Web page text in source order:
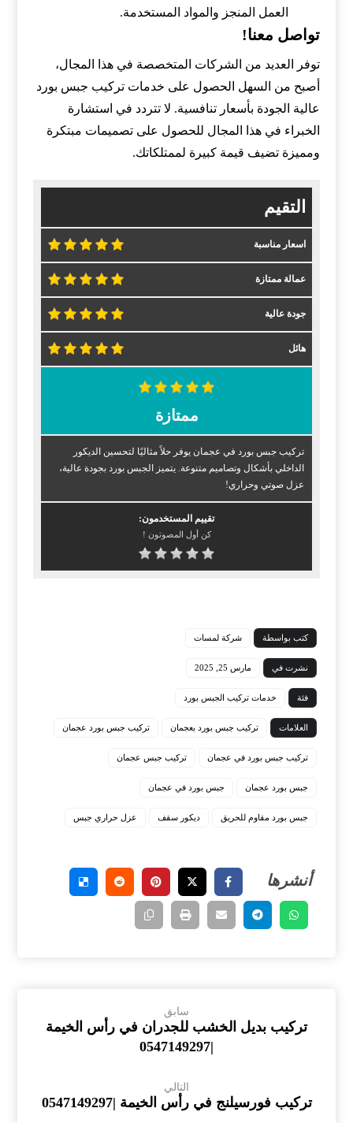
العمل المنجز والمواد المستخدمة.
تواصل معنا!
توفر العديد من الشركات المتخصصة في هذا المجال،
أصبح من السهل الحصول على خدمات تركيب جبس بورد
عالية الجودة بأسعار تنافسية. لا تتردد في استشارة
الخبراء في هذا المجال للحصول على تصميمات مبتكرة
ومميزة تضيف قيمة كبيرة لممتلكاتك.
التقيم
اسعار مناسبة
عمالة ممتازة
جودة عالية
هائل
ممتازة
تركيب جبس بورد في عجمان يوفر حلاً مثاليًا لتحسين الديكور
الداخلي بأشكال وتصاميم متنوعة. يتميز الجبس بورد بجودة عالية،
عزل صوتي وحراري!
تقييم المستخدمون:
كن أول المصوتون !
كتب بواسطة شركة لمسات
نشرت في مارس 25, 2025
فئة خدمات تركيب الجبس بورد
العلامات تركيب جبس بورد بعجمان تركيب جبس بورد عجمان
تركيب جبس بورد في عجمان تركيب جبس عجمان
جبس بورد عجمان جبس بورد في عجمان
جبس بورد مقاوم للحريق ديكور سقف عزل حراري جبس
سابق
تركيب بديل الخشب للجدران في رأس الخيمة
|0547149297
التالي
تركيب فورسيلنج في رأس الخيمة |0547149297